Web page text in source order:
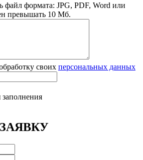
формата: JPG, PDF, Word или
превышать 10 Мб.
своих персональных данных
заполнения